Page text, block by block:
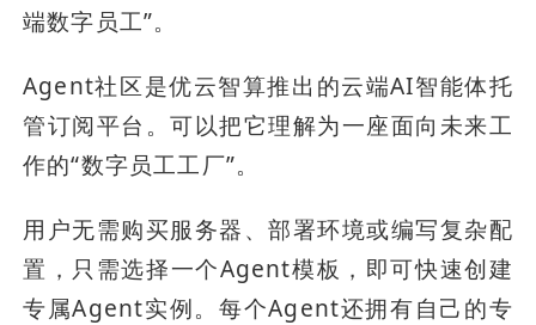
端数字员工”。
Agent社区是优云智算推出的云端AI智能体托
管订阅平台。可以把它理解为一座面向未来工
作的“数字员工工厂”。
用户无需购买服务器、部署环境或编写复杂配
置，只需选择一个Agent模板，即可快速创建
专属Agent实例。每个Agent还拥有自己的专